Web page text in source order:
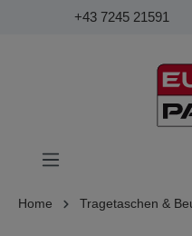
+43 7245 21591
Home Tragetaschen &